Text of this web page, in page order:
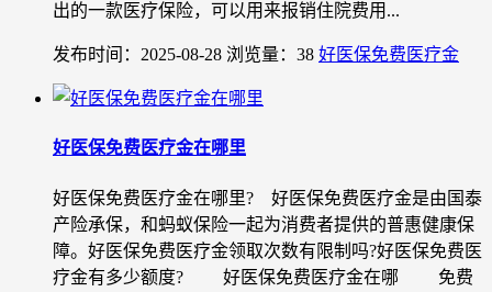
出的一款医疗保险，可以用来报销住院费用...
发布时间：2025-08-28 浏览量：38 好医保免费医疗金
好医保免费医疗金在哪里
好医保免费医疗金在哪里? 好医保免费医疗金是由国泰
产险承保，和蚂蚁保险一起为消费者提供的普惠健康保
障。好医保免费医疗金领取次数有限制吗?好医保免费医
疗金有多少额度? 好医保免费医疗金在哪 免费